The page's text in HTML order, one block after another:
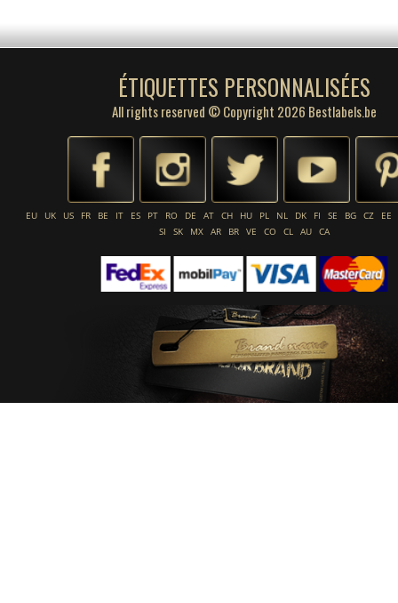
ÉTIQUETTES PERSONNALISÉES
All rights reserved © Copyright 2026 Bestlabels.be
EU UK US FR BE IT ES PT RO DE AT CH HU PL NL DK FI SE BG CZ
EE
SI
SK MX AR BR VE CO CL AU CA